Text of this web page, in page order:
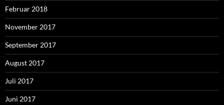
Februar 2018
November 2017
September 2017
August 2017
Juli 2017
Juni 2017